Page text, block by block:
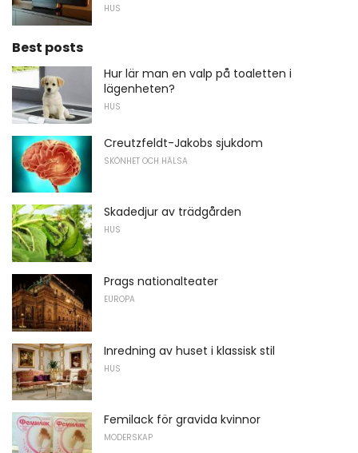
HUS
Best posts
Hur lär man en valp på toaletten i
lägenheten?
HUS
Creutzfeldt-Jakobs sjukdom
SKÖNHET OCH HÄLSA
Skadedjur av trädgården
HUS
Prags nationalteater
EUROPA
Inredning av huset i klassisk stil
HUS
Femilack för gravida kvinnor
MODERSKAP